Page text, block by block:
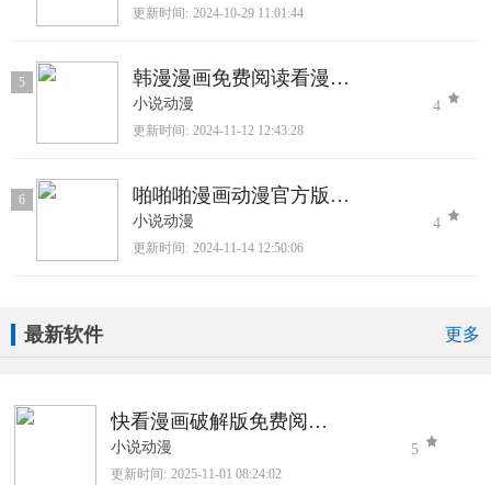
更新时间: 2024-10-29 11:01:44
5 韩漫漫画免费阅读看漫画下拉正版下载
小说动漫 4
更新时间: 2024-11-12 12:43:28
6 啪啪啪漫画动漫官方版下载
小说动漫 4
更新时间: 2024-11-14 12:50:06
最新软件 更多
快看漫画破解版免费阅读2025最新版
小说动漫 5
更新时间: 2025-11-01 08:24:02